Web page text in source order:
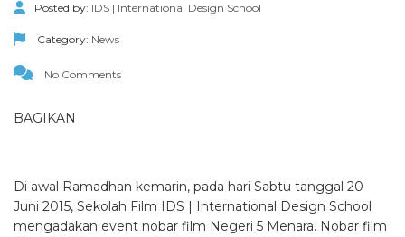
Posted by: IDS | International Design School
Category: News
No Comments
BAGIKAN
Di awal Ramadhan kemarin, pada hari Sabtu tanggal 20
Juni 2015, Sekolah Film IDS | International Design School
mengadakan event nobar film Negeri 5 Menara. Nobar film